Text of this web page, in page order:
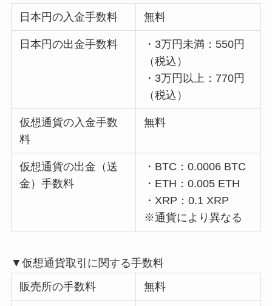
日本円の入金手数料
無料
日本円の出金手数料
・3万円未満：550円
（税込）
・3万円以上：770円
（税込）
仮想通貨の入金手数
料
無料
仮想通貨の出金（送
金）手数料
・BTC：0.0006 BTC
・ETH：0.005 ETH
・XRP：0.1 XRP
※通貨により異なる
▼仮想通貨取引に関する手数料
販売所の手数料
無料